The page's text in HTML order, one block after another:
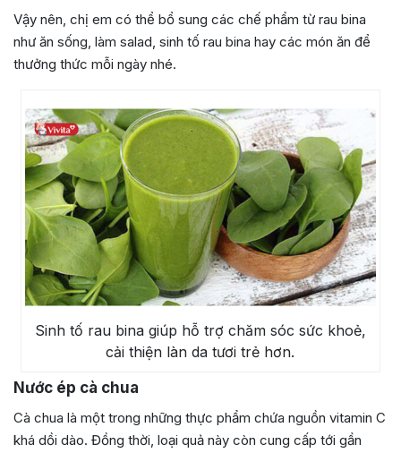
Vậy nên, chị em có thể bổ sung các chế phẩm từ rau bina
như ăn sống, làm salad, sinh tố rau bina hay các món ăn để
thưởng thức mỗi ngày nhé.
Sinh tố rau bina giúp hỗ trợ chăm sóc sức khoẻ,
cải thiện làn da tươi trẻ hơn.
Nước ép cà chua
Cà chua là một trong những thực phẩm chứa nguồn vitamin C
khá dồi dào. Đồng thời, loại quả này còn cung cấp tới gần